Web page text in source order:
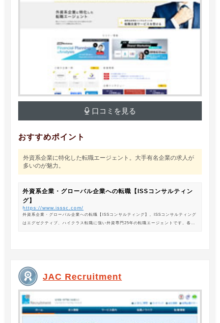
口コミを見る
おすすめポイント
外資系企業に特化した転職エージェント。大手有名企業の求人が
多いのが魅力。
外資系企業・グローバル企業への転職【ISSコンサルティン
グ】
https://www.isssc.com/
外資系企業・グローバル企業への転職【ISSコンサルティング】。ISSコンサルティング
はエグゼクティブ、ハイクラス転職に強い外資専門25年の転職エージェントです。各業
JAC Recruitment